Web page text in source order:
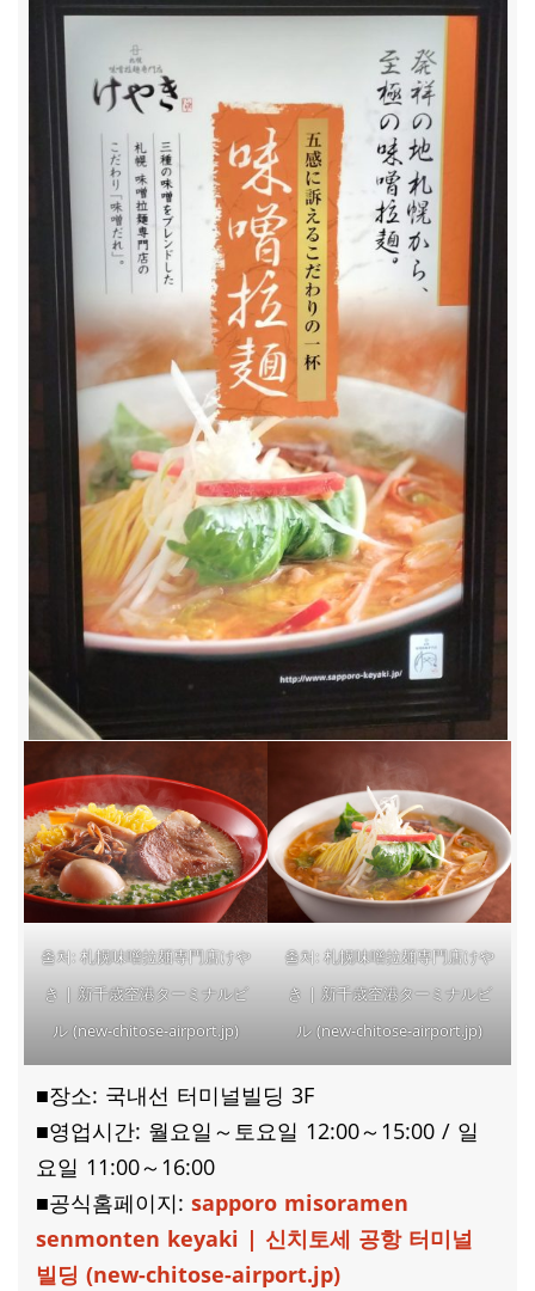
출처: 札幌味噌拉麺専門店けや
き | 新千歳空港ターミナルビ
ル (new-chitose-airport.jp)
출처: 札幌味噌拉麺専門店けや
き | 新千歳空港ターミナルビ
ル (new-chitose-airport.jp)
■장소: 국내선 터미널빌딩 3F
■영업시간: 월요일～토요일 12:00～15:00 / 일
요일 11:00～16:00
■공식홈페이지: sapporo misoramen
senmonten keyaki | 신치토세 공항 터미널
빌딩 (new-chitose-airport.jp)